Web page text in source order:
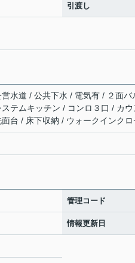
引渡し
水道 / 公共下水 / 電気有 / ２面
テムキッチン / コンロ３口 / カ
台 / 床下収納 / ウォークインクロ
管理コード
情報更新日